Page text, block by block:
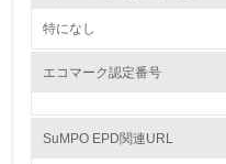
3.社会面の取り組み
る
特になし
エコマーク認定番号
SuMPO EPD関連URL